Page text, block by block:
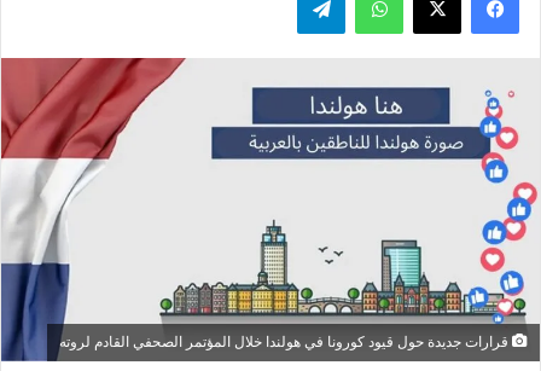
قرارات جديدة حول قيود كورونا في هولندا خلال المؤتمر الصحفي القادم لروته